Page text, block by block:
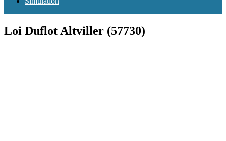
Loi Duflot Altviller (57730)